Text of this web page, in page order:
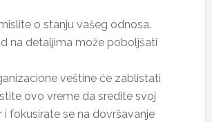
o stanju vašeg odnosa.
na detaljima može poboljšati
veštine će zablistati
ovo vreme da sredite svoj
i fokusirate se na dovršavanje